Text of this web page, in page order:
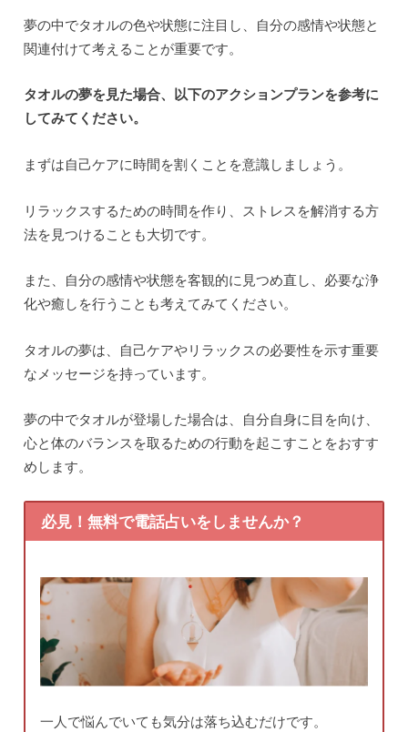
夢の中でタオルの色や状態に注目し、自分の感情や状態と
関連付けて考えることが重要です。
タオルの夢を見た場合、以下のアクションプランを参考に
してみてください。
まずは自己ケアに時間を割くことを意識しましょう。
リラックスするための時間を作り、ストレスを解消する方
法を見つけることも大切です。
また、自分の感情や状態を客観的に見つめ直し、必要な浄
化や癒しを行うことも考えてみてください。
タオルの夢は、自己ケアやリラックスの必要性を示す重要
なメッセージを持っています。
夢の中でタオルが登場した場合は、自分自身に目を向け、
心と体のバランスを取るための行動を起こすことをおすす
めします。
必見！無料で電話占いをしませんか？
一人で悩んでいても気分は落ち込むだけです。